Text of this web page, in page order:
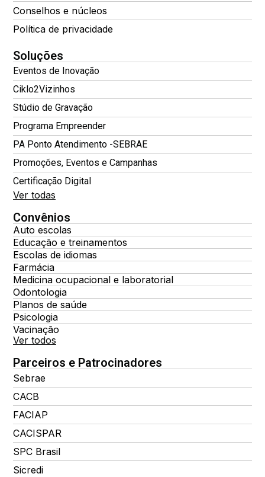
Conselhos e núcleos
Política de privacidade
Soluções
Eventos de Inovação
Ciklo2Vizinhos
Stúdio de Gravação
Programa Empreender
PA Ponto Atendimento -SEBRAE
Promoções, Eventos e Campanhas
Certificação Digital
Ver todas
Convênios
Auto escolas
Educação e treinamentos
Escolas de idiomas
Farmácia
Medicina ocupacional e laboratorial
Odontologia
Planos de saúde
Psicologia
Vacinação
Ver todos
Parceiros e Patrocinadores
Sebrae
CACB
FACIAP
CACISPAR
SPC Brasil
Sicredi